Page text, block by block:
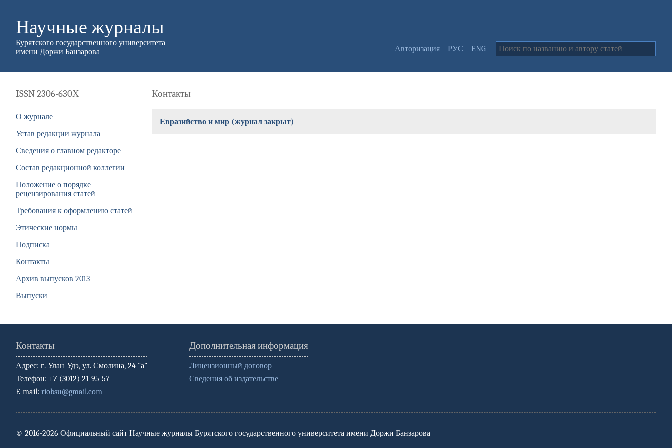
Научные журналы
Бурятского государственного университета
имени Доржи Банзарова
Авторизация РУС ENG
ISSN 2306-630Х
О журнале
Устав редакции журнала
Сведения о главном редакторе
Состав редакционной коллегии
Положение о порядке
рецензирования статей
Требования к оформлению статей
Этические нормы
Подписка
Контакты
Архив выпусков 2013
Выпуски
Контакты
Евразийство и мир (журнал закрыт)
Контакты
Адрес: г. Улан-Удэ, ул. Смолина, 24 "а"
Телефон: +7 (3012) 21-95-57
E-mail: riobsu@gmail.com
Дополнительная информация
Лицензионный договор
Сведения об издательстве
© 2016-2026 Официальный сайт Научные журналы Бурятского государственного университета имени Доржи Банзарова